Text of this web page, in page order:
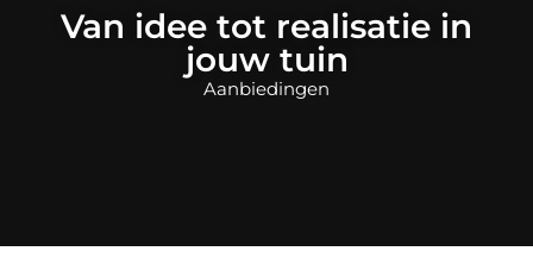
Van idee tot realisatie in
jouw tuin
Aanbiedingen